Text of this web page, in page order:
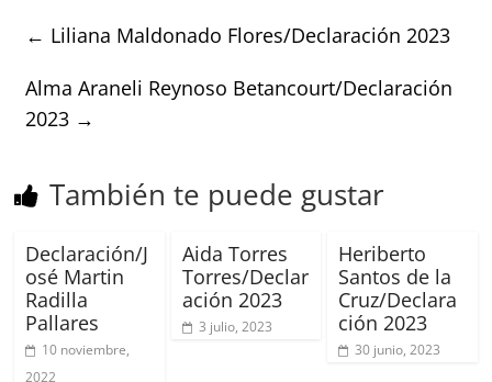
← Liliana Maldonado Flores/Declaración 2023
Alma Araneli Reynoso Betancourt/Declaración
2023 →
También te puede gustar
Declaración/J
osé Martin
Radilla
Pallares
10 noviembre,
2022
Aida Torres
Torres/Declar
ación 2023
3 julio, 2023
Heriberto
Santos de la
Cruz/Declara
ción 2023
30 junio, 2023